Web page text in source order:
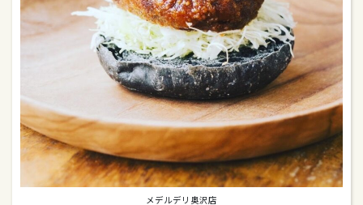
メデルデリ奥沢店